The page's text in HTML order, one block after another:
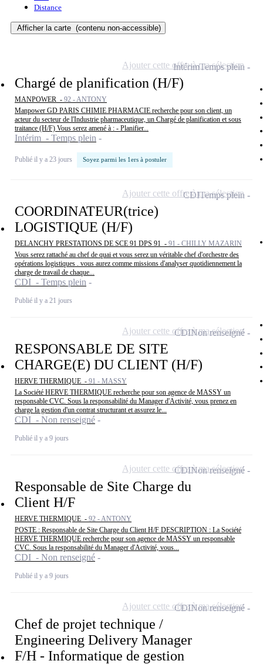
Distance
Afficher la carte (contenu non-accessible)
Chargé de planification (H/F)
MANPOWER - 92 - ANTONY
Manpower GD PARIS CHIMIE PHARMACIE recherche pour son client, un
acteur du secteur de l'Industrie pharmaceutique, un Chargé de planification et sous
traitance (H/F) Vous serez amené à : - Planifier...
Intérim - Temps plein
Publié il y a 23 jours Soyez parmi les 1ers à postuler
IntérimTemps plein
Ajouter cette offre à ma sélection
COORDINATEUR(trice)
LOGISTIQUE (H/F)
DELANCHY PRESTATIONS DE SCE 91 DPS 91 - 91 - CHILLY MAZARIN
Vous serez rattaché au chef de quai et vous serez un véritable chef d'orchestre des
opérations logistiques . vous aurez comme missions d'analyser quotidiennement la
charge de travail de chaque...
CDI - Temps plein
Publié il y a 21 jours
CDITemps plein
Ajouter cette offre à ma sélection
RESPONSABLE DE SITE
CHARGE(E) DU CLIENT (H/F)
HERVE THERMIQUE - 91 - MASSY
La Société HERVE THERMIQUE recherche pour son agence de MASSY un
responsable CVC. Sous la responsabilité du Manager d'Activité, vous prenez en
charge la gestion d'un contrat structurant et assurez le...
CDI - Non renseigné
Publié il y a 9 jours
CDINon renseigné
Ajouter cette offre à ma sélection
Responsable de Site Charge du
Client H/F
HERVE THERMIQUE - 92 - ANTONY
POSTE : Responsable de Site Charge du Client H/F DESCRIPTION : La Société
HERVE THERMIQUE recherche pour son agence de MASSY un responsable
CVC. Sous la responsabilité du Manager d'Activité, vous...
CDI - Non renseigné
Publié il y a 9 jours
CDINon renseigné
Ajouter cette offre à ma sélection
Chef de projet technique /
Engineering Delivery Manager
F/H - Informatique de gestion
CDINon renseigné
Ajouter cette offre à ma sélection